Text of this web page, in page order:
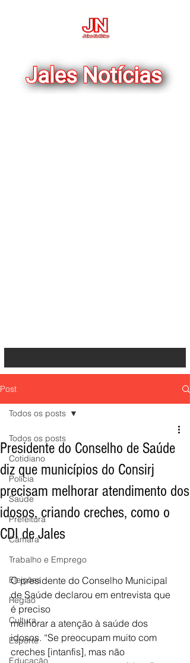
Post
Todos os posts
Cotidiano
Polícia
Saúde
Prefeitura
Câmara
Trabalho e Emprego
Eleições
Região
Cultura
Esporte
Educação
Todos os posts
Presidente do Conselho de Saúde
diz que municípios do Consirj
precisam melhorar atendimento dos
idosos, criando creches, como o
CDI de Jales
O presidente do Conselho Municipal
de Saúde declarou em entrevista que
é preciso
melhorar a atenção à saúde dos
idosos. “Se preocupam muito com
creches [intanfis], mas não